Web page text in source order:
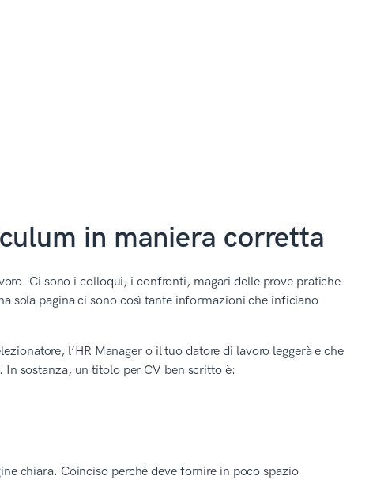
in maniera corretta
Ci sono i colloqui, i confronti, magari delle prove pratiche
sola pagina ci sono così tante informazioni che inficiano
l’HR Manager o il tuo datore di lavoro leggerà e che
sostanza, un titolo per CV ben scritto è:
chiara. Coinciso perché deve fornire in poco spazio